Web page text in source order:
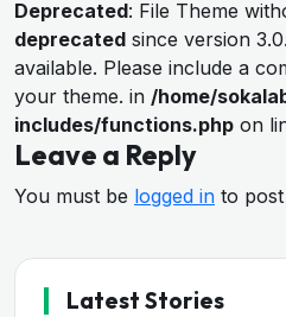
Deprecated: File Theme
deprecated since version
available. Please include a
your theme. in /home/
includes/functions.php on
Leave a Reply
You must be logged in to
Latest Stories